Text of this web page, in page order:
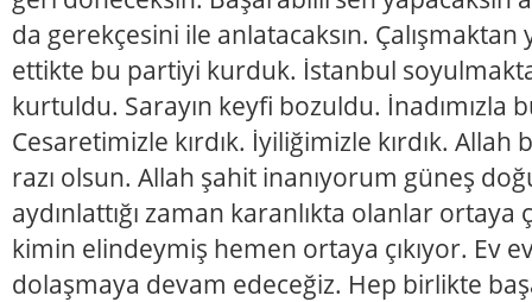
da gerekçesini ile anlatacaksın. Çalışmaktan
ettikte bu partiyi kurduk. İstanbul
kurtuldu. Sarayın keyfi bozuldu. İnadımızla
Cesaretimizle kırdık. İyiliğimizle kırdık.
razı olsun. Allah şahit inanıyorum güneş
aydınlattığı zaman karanlıkta olanlar ortaya
kimin elindeymiş hemen ortaya çıkıyor. Ev
dolaşmaya devam edeceğiz. Hep birlikte